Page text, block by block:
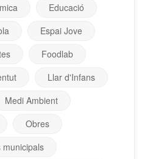
Educació
Espai Jove
Foodlab
Llar d'Infans
Medi Ambient
Obres
municipals